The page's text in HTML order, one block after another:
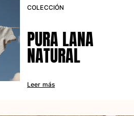
playa
COLECCIÓN
PURA LANA
NATURAL
Leer más